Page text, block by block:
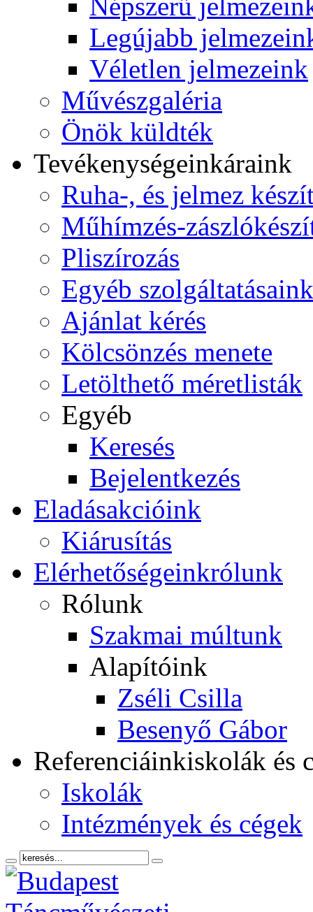
Legújabb
Véletlen jelmezeink
Művészgaléria
Önök küldték
Tevékenységeinkáraink
Ruha-, és jelmez
Műhímzés-
Pliszírozás
Egyéb szolgáltatásaink
Ajánlat kérés
Kölcsönzés menete
Letölthető méretlisták
Egyéb
Keresés
Bejelentkezés
Eladásakcióink
Kiárusítás
Elérhetőségeinkrólunk
Rólunk
Szakmai múltunk
Alapítóink
Zséli Csilla
Besenyő Gábor
Referenciáinkiskolák és
Iskolák
Intézmények és cégek